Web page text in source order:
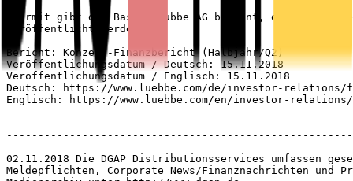
Hiermit gibt die Bastei Lübbe AG bekannt, dass
veröffentlicht werden:
Bericht: Konzern-Finanzbericht (Halbjahr/Q2)
Veröffentlichungsdatum / Deutsch: 15.11.2018
Veröffentlichungsdatum / Englisch: 15.11.2018
Deutsch: https://www.luebbe.com/de/investor-relations/
Englisch: https://www.luebbe.com/en/investor-
02.11.2018 Die DGAP Distributionsservices umfassen
Meldepflichten, Corporate News/Finanznachrichten und